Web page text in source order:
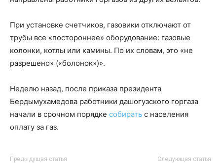
При установке счетчиков, газовики отключают от
трубы все «постороннее» оборудование: газовые
колонки, котлы или камины. По их словам, это «не
разрешено» («болонок»)».
Неделю назад, после приказа президента
Бердымухамедова работники дашогузского горгаза
начали в срочном порядке собирать с населения
оплату за газ.
Предыдущая статья Следующая статья